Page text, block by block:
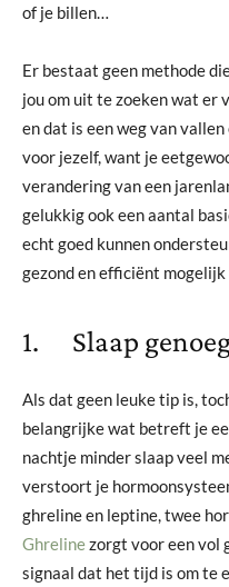
of je billen…
Er bestaat geen methode
jou om uit te zoeken wat er
en dat is een weg van
voor jezelf, want je
verandering van een
gelukkig ook een aantal
echt goed kunnen
gezond en efficiënt
1. Slaap
Als dat geen leuke tip is,
belangrijke wat betreft je
nachtje minder slaap veel
verstoort je
ghreline en leptine, twee
Ghrelinezorgt voor een vol
signaal dat het tijd is om te